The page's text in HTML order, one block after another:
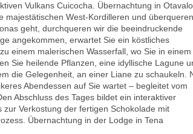
Vulkans Cuicocha. Übernachtung in
majestätischen West-Kordilleren und
geht, durchqueren wir die beeindruckende
angekommen, erwartet Sie ein köstliches
einem malerischen Wasserfall, wo Sie in einem
Sie heilende Pflanzen, eine idyllische Lagune
die Gelegenheit, an einer Liane zu schaukeln.
Abendessen auf Sie wartet – begleitet vom
Abschluss des Tages bildet ein interaktiver
Verkostung der fertigen Schokolade mit
Übernachtung in der Lodge in Tena